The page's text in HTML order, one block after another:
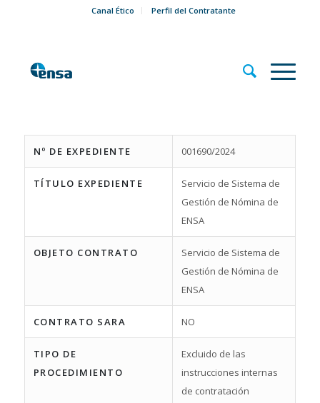
Canal Ético Perfil del Contratante
Nº DE EXPEDIENTE 001690/2024
TÍTULO EXPEDIENTE
Servicio de Sistema de
Gestión de Nómina de
ENSA
OBJETO CONTRATO
Servicio de Sistema de
Gestión de Nómina de
ENSA
CONTRATO SARA NO
TIPO DE
PROCEDIMIENTO
Excluido de las
instrucciones internas
de contratación